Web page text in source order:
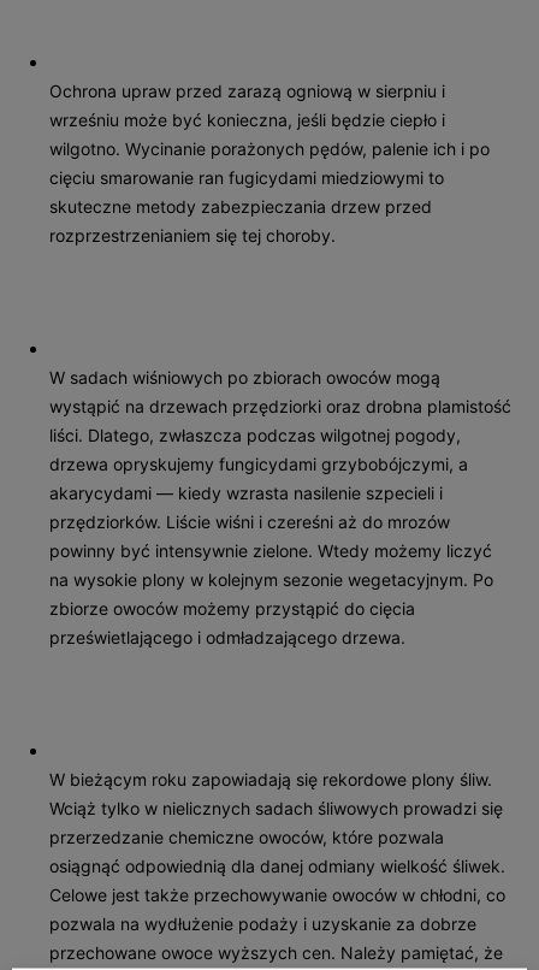
Ochrona upraw przed zarazą ogniową w sierpniu i
wrześniu może być konieczna, jeśli będzie ciepło i
wilgotno. Wycinanie porażonych pędów, palenie ich i po
cięciu smarowanie ran fugicydami miedziowymi to
skuteczne metody zabezpieczania drzew przed
rozprzestrzenianiem się tej choroby.
W sadach wiśniowych po zbiorach owoców mogą
wystąpić na drzewach przędziorki oraz drobna plamis­tość
liści. Dlatego, zwłaszcza podczas wilgotnej pogody,
drzewa opryskujemy fungicydami grzybobójczymi, a
akarycydami — kiedy wzrasta nasilenie szpecieli i
przędziorków. Liście wiśni i czereśni aż do mrozów
powinny być intensywnie zielone. Wtedy możemy liczyć
na wysokie plony w kolejnym sezonie wegetacyjnym. Po
zbiorze owoców możemy przystąpić do cięcia
prześwietlającego i odmładzającego drzewa.
W bieżącym roku zapowiadają się rekordowe plony śliw.
Wciąż tylko w nielicznych sadach śliwowych prowadzi się
przerzedzanie chemiczne owoców, które pozwala
osiągnąć odpowiednią dla danej odmiany wielkość śliwek.
Celowe jest także przechowywanie owoców w chłodni, co
pozwala na wydłużenie podaży i uzyskanie za dobrze
przechowane owoce wyższych cen. Należy pamiętać, że